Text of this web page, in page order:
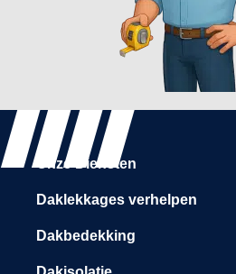
Onze Diensten
Daklekkages verhelpen
Dakbedekking